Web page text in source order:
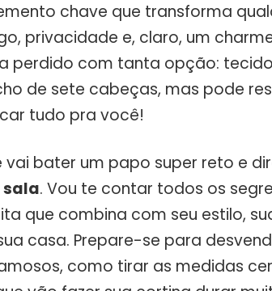
chave que transforma
privacidade e, claro, um
perdido com tanta opção:
de sete cabeças, mas pode
tudo pra você!
bater um papo super reto e
. Vou te contar todos os
que combina com seu estilo,
casa. Prepare-se para
como tirar as medidas